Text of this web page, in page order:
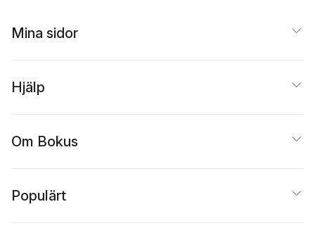
Mina sidor
Hjälp
Om Bokus
Populärt